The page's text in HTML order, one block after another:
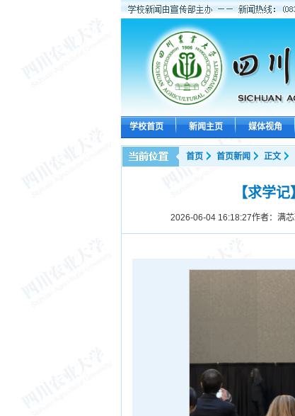
学校首页 新闻主页 媒体视角
首页 首页新闻 正文
【求学
2026-06-04 16:18:27作者：满